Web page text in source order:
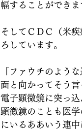
幅することができま
そしてＣＤＣ（米
ろしています。
「ファウチのよう
面と向かってそう
電子顕微鏡に突っ
顕微鏡のことも医
にいるああいう連